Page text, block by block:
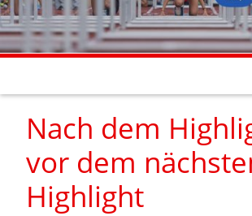
Nach dem
vor dem
Highlight